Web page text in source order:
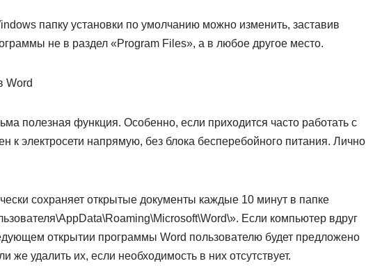
папку установки по умолчанию можно изменить, заставив
не в раздел «Program Files», а в любое другое место.
Word
полезная функция. Особенно, если приходится часто работать с
к электросети напрямую, без блока бесперебойного питания. Лично
сохраняет открытые документы каждые 10 минут в папке
Если компьютер вдруг
открытии программы Word пользователю будет предложено
же удалить их, если необходимость в них отсутствует.